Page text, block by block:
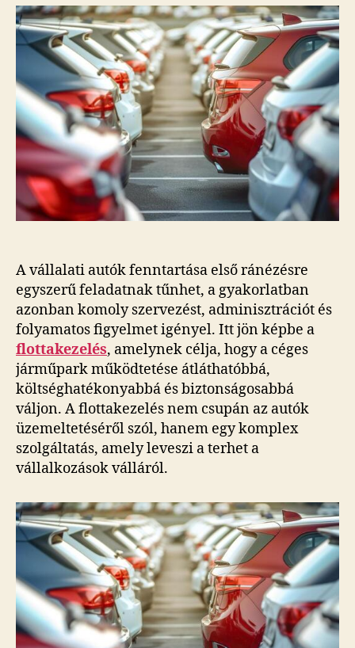
A vállalati autók fenntartása első ránézésre
egyszerű feladatnak tűnhet, a gyakorlatban
azonban komoly szervezést, adminisztrációt és
folyamatos figyelmet igényel. Itt jön képbe a
flottakezelés, amelynek célja, hogy a céges
járműpark működtetése átláthatóbbá,
költséghatékonyabbá és biztonságosabbá
váljon. A flottakezelés nem csupán az autók
üzemeltetéséről szól, hanem egy komplex
szolgáltatás, amely leveszi a terhet a
vállalkozások válláról.